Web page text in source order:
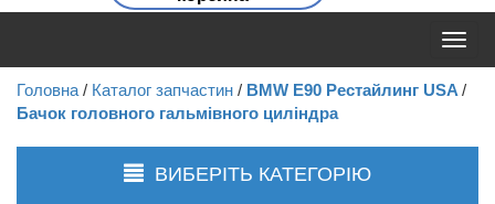
Головна / Каталог запчастин / BMW E90 Рестайлинг USA /
Бачок головного гальмівного циліндра
ВИБЕРІТЬ КАТЕГОРІЮ